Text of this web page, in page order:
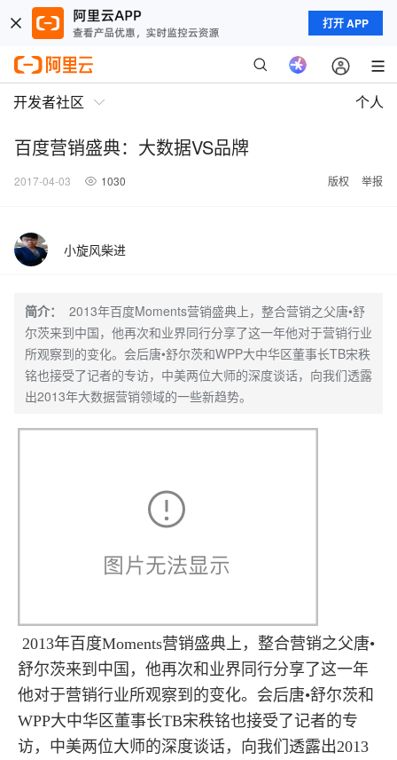
打开 APP
开发者社区 个人
百度营销盛典：大数据VS品牌
2017-04-03 1030 版权 举报
小旋风柴进
简介：
2013年百度Moments营销盛典上，整合营销之父唐•舒
尔茨来到中国，他再次和业界同行分享了这一年他对于营销行业
所观察到的变化。会后唐•舒尔茨和WPP大中华区董事长TB宋秩
铭也接受了记者的专访，中美两位大师的深度谈话，向我们透露
出2013年大数据营销领域的一些新趋势。
2013年百度Moments营销盛典上，整合营销之父唐•
舒尔茨来到中国，他再次和业界同行分享了这一年
他对于营销行业所观察到的变化。会后唐•舒尔茨和
WPP大中华区董事长TB宋秩铭也接受了记者的专
访，中美两位大师的深度谈话，向我们透露出2013